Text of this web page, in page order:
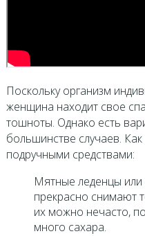
Поскольку организм
женщина находит свое
тошноты. Однако есть
большинстве случаев.
подручными средствами:
Мятные леденцы или
прекрасно снимают
их можно нечасто,
много сахара.